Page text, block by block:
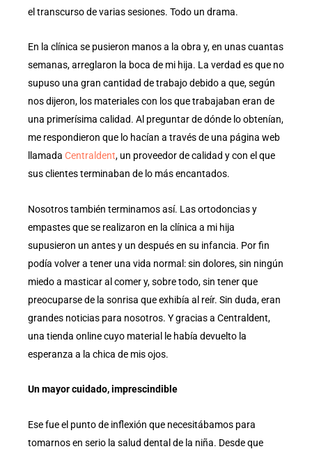
el transcurso de varias sesiones. Todo un drama.
En la clínica se pusieron manos a la obra y, en unas cuantas
semanas, arreglaron la boca de mi hija. La verdad es que no
supuso una gran cantidad de trabajo debido a que, según
nos dijeron, los materiales con los que trabajaban eran de
una primerísima calidad. Al preguntar de dónde lo obtenían,
me respondieron que lo hacían a través de una página web
llamada Centraldent, un proveedor de calidad y con el que
sus clientes terminaban de lo más encantados.
Nosotros también terminamos así. Las ortodoncias y
empastes que se realizaron en la clínica a mi hija
supusieron un antes y un después en su infancia. Por fin
podía volver a tener una vida normal: sin dolores, sin ningún
miedo a masticar al comer y, sobre todo, sin tener que
preocuparse de la sonrisa que exhibía al reír. Sin duda, eran
grandes noticias para nosotros. Y gracias a Centraldent,
una tienda online cuyo material le había devuelto la
esperanza a la chica de mis ojos.
Un mayor cuidado, imprescindible
Ese fue el punto de inflexión que necesitábamos para
tomarnos en serio la salud dental de la niña. Desde que